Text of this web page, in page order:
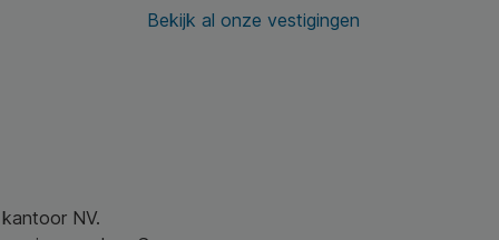
Bekijk al onze vestigingen
NV.